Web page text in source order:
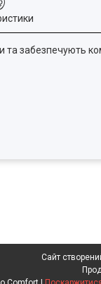
та забезпечують
Сайт